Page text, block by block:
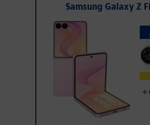
Samsung Galaxy Z